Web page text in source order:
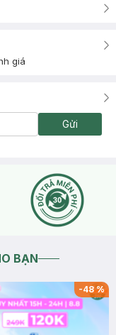
giá
Gửi
BẠN
-48%